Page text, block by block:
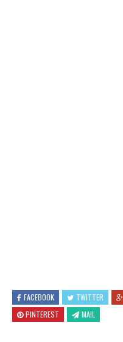
FACEBOOK TWITTER
PINTEREST
MAIL